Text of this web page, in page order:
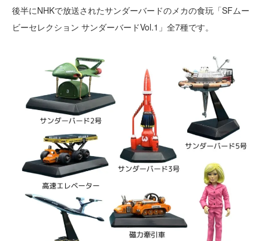
後半にNHKで放送されたサンダーバードのメカの食玩「SFムー
ビーセレクション サンダーバードVol.1」全7種です。